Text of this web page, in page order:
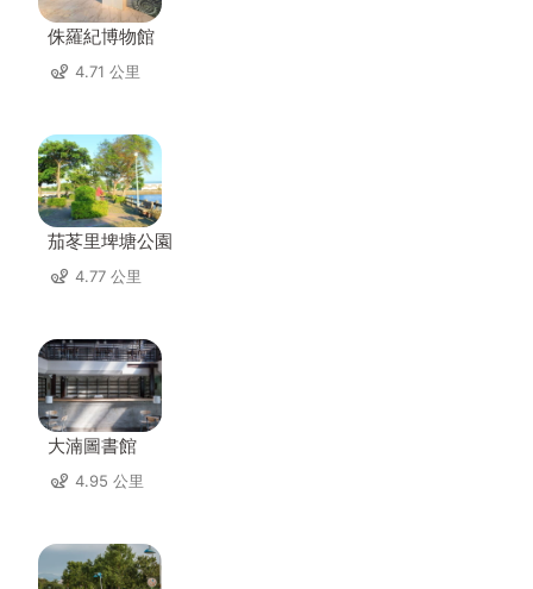
侏羅紀博物館
4.71 公里
茄苳里埤塘公園
4.77 公里
大湳圖書館
4.95 公里